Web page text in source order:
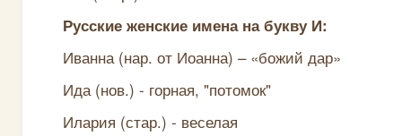
Русские женские имена на букву И:
Иванна (нар. от Иоанна) – «божий дар»
Ида (нов.) - горная, "потомок"
Илария (стар.) - веселая